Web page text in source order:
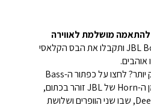
הפעילו את ה-JBL Boombox 4 ותקבלו את הבס הקלאסי
רוצים לקחת את זה לעומק יותר? לחצו על כפתור ה-Bass
Boost בלוח העליון—סימן ה-Horn של JBL זוהר בכתום,
ובום, אתם במצב Deep Bass, שבו שני הוופרים ושלושת